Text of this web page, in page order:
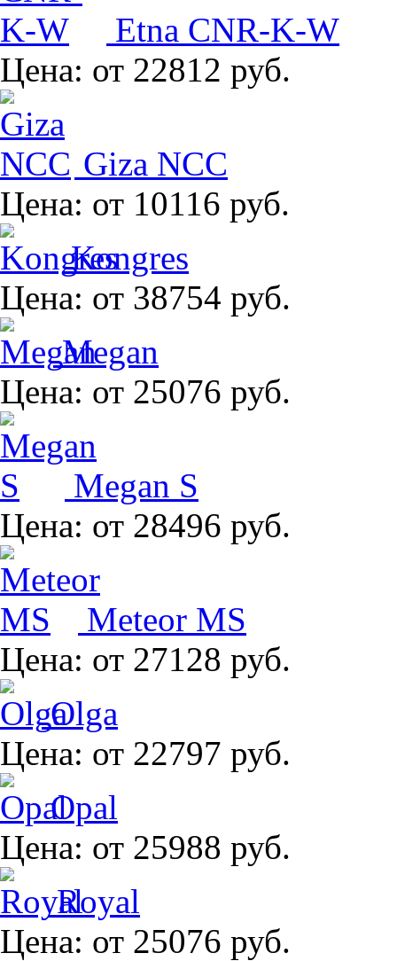
Etna CNR-K-W
Цена: от 22812 руб.
Giza NCC
Цена: от 10116 руб.
Kongres
Цена: от 38754 руб.
Megan
Цена: от 25076 руб.
Megan S
Цена: от 28496 руб.
Meteor MS
Цена: от 27128 руб.
Olga
Цена: от 22797 руб.
Opal
Цена: от 25988 руб.
Royal
Цена: от 25076 руб.